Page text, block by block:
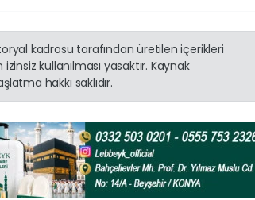
kadrosu tarafından üretilen içerikleri
kullanılması yasaktır. Kaynak
hakkı saklıdır.